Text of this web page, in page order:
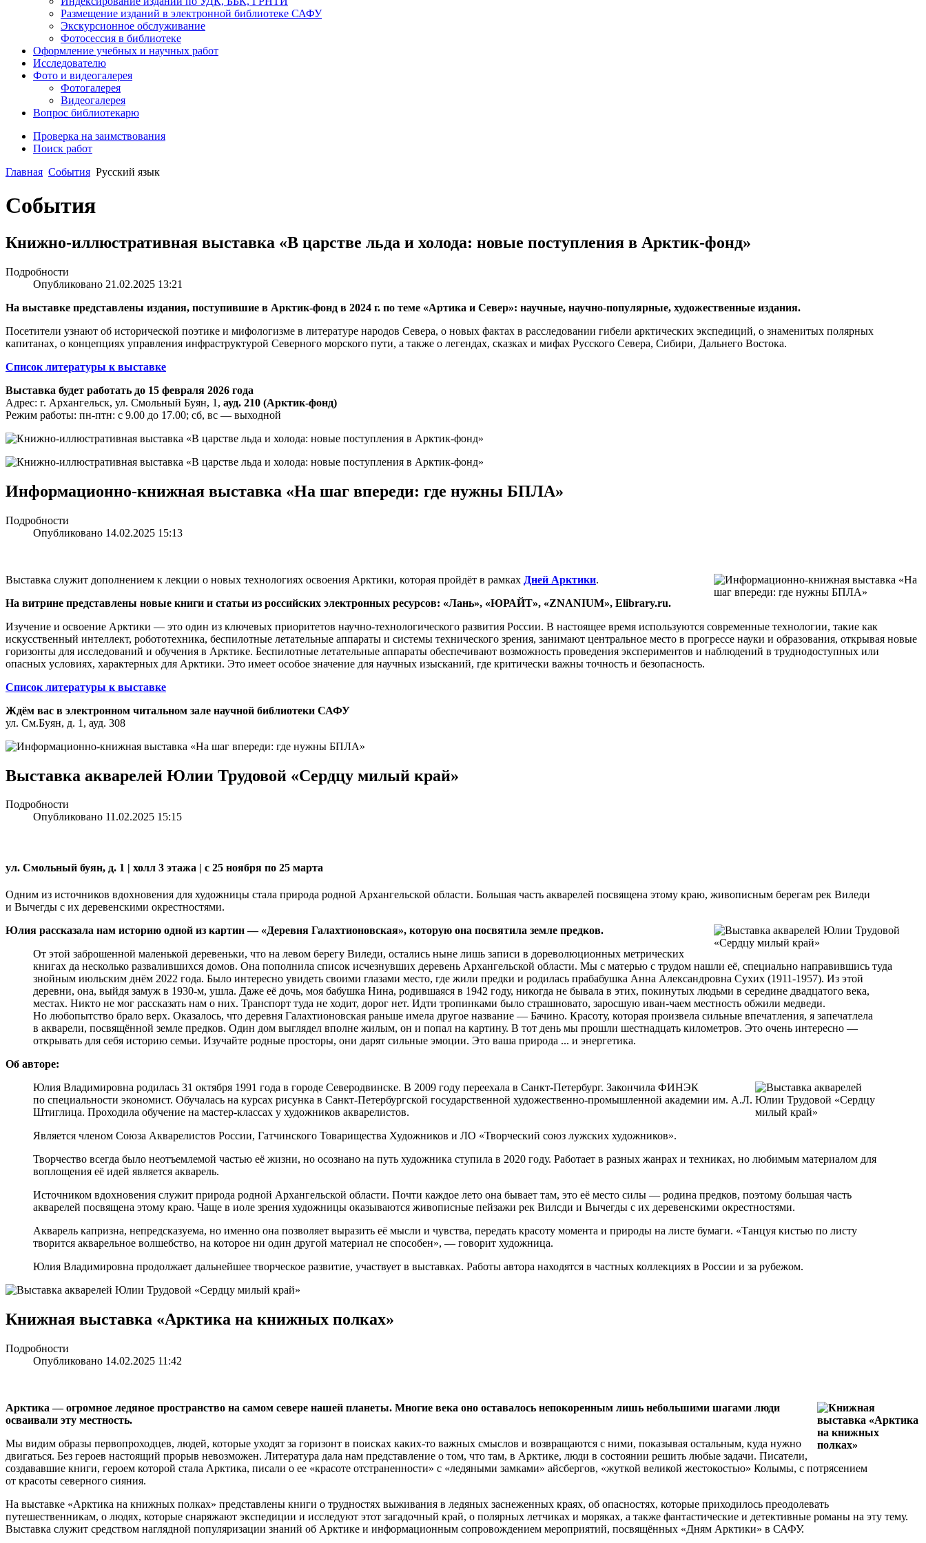
Размещение изданий в электронной библиотеке САФУ
Экскурсионное обслуживание
Фотосессия в библиотеке
Оформление учебных и научных работ
Исследователю
Фото и видеогалерея
Фотогалерея
Видеогалерея
Вопрос библиотекарю
Проверка на заимствования
Поиск работ
Главная События Русский язык
События
Книжно-иллюстративная выставка «В царстве льда и холода: новые поступления в Арктик-фонд»
Подробности
Опубликовано 21.02.2025 13:21
На выставке представлены издания, поступившие в Арктик-фонд в 2024 г. по теме «Артика и Север»: научные, научно-популярные, художественные издания.
Посетители узнают об исторической поэтике и мифологизме в литературе народов Севера, о новых фактах в расследовании гибели арктических экспедиций, о знаменитых полярных
капитанах, о концепциях управления инфраструктурой Северного морского пути, а также о легендах, сказках и мифах Русского Севера, Сибири, Дальнего Востока.
Список литературы к выставке
Выставка будет работать до 15 февраля 2026 года
Адрес: г. Архангельск, ул. Смольный Буян, 1, ауд. 210 (Арктик-фонд)
Режим работы: пн-птн: с 9.00 до 17.00; сб, вс — выходной
Информационно-книжная выставка «На шаг впереди: где нужны БПЛА»
Подробности
Опубликовано 14.02.2025 15:13
Выставка служит дополнением к лекции о новых технологиях освоения Арктики, которая пройдёт в рамках Дней Арктики.
На витрине представлены новые книги и статьи из российских электронных ресурсов: «Лань», «ЮРАЙТ», «ZNANIUM», Elibrary.ru.
Изучение и освоение Арктики — это один из ключевых приоритетов научно-технологического развития России. В настоящее время используются современные технологии, такие как
искусственный интеллект, робототехника, беспилотные летательные аппараты и системы технического зрения, занимают центральное место в прогрессе науки и образования, открывая новые
горизонты для исследований и обучения в Арктике. Беспилотные летательные аппараты обеспечивают возможность проведения экспериментов и наблюдений в труднодоступных или
опасных условиях, характерных для Арктики. Это имеет особое значение для научных изысканий, где критически важны точность и безопасность.
Список литературы к выставке
Ждём вас в электронном читальном зале научной библиотеки САФУ
ул. См.Буян, д. 1, ауд. 308
Выставка акварелей Юлии Трудовой «Сердцу милый край»
Подробности
Опубликовано 11.02.2025 15:15
ул. Смольный буян, д. 1 | холл 3 этажа | с 25 ноября по 25 марта
Одним из источников вдохновения для художницы стала природа родной Архангельской области. Большая часть акварелей посвящена этому краю, живописным берегам рек Виледи
и Вычегды с их деревенскими окрестностями.
Юлия рассказала нам историю одной из картин — «Деревня Галахтионовская», которую она посвятила земле предков.
От этой заброшенной маленькой деревеньки, что на левом берегу Виледи, остались ныне лишь записи в дореволюционных метрических
книгах да несколько развалившихся домов. Она пополнила список исчезнувших деревень Архангельской области. Мы с матерью с трудом нашли её, специально направившись туда
знойным июльским днём 2022 года. Было интересно увидеть своими глазами место, где жили предки и родилась прабабушка Анна Александровна Сухих (1911-1957). Из этой
деревни, она, выйдя замуж в 1930-м, ушла. Даже её дочь, моя бабушка Нина, родившаяся в 1942 году, никогда не бывала в этих, покинутых людьми в середине двадцатого века,
местах. Никто не мог рассказать нам о них. Транспорт туда не ходит, дорог нет. Идти тропинками было страшновато, заросшую иван-чаем местность обжили медведи.
Но любопытство брало верх. Оказалось, что деревня Галахтионовская раньше имела другое название — Бачино. Красоту, которая произвела сильные впечатления, я запечатлела
в акварели, посвящённой земле предков. Один дом выглядел вполне жилым, он и попал на картину. В тот день мы прошли шестнадцать километров. Это очень интересно —
открывать для себя историю семьи. Изучайте родные просторы, они дарят сильные эмоции. Это ваша природа ... и энергетика.
Об авторе:
Юлия Владимировна родилась 31 октября 1991 года в городе Северодвинске. В 2009 году переехала в Санкт-Петербург. Закончила ФИНЭК
по специальности экономист. Обучалась на курсах рисунка в Санкт-Петербургской государственной художественно-промышленной академии им. А.Л.
Штиглица. Проходила обучение на мастер-классах у художников акварелистов.
Является членом Союза Акварелистов России, Гатчинского Товарищества Художников и ЛО «Творческий союз лужских художников».
Творчество всегда было неотъемлемой частью её жизни, но осознано на путь художника ступила в 2020 году. Работает в разных жанрах и техниках, но любимым материалом для
воплощения её идей является акварель.
Источником вдохновения служит природа родной Архангельской области. Почти каждое лето она бывает там, это её место силы — родина предков, поэтому большая часть
акварелей посвящена этому краю. Чаще в иоле зрения художницы оказываются живописные пейзажи рек Вилсди и Вычегды с их деревенскими окрестностями.
Акварель капризна, непредсказуема, но именно она позволяет выразить её мысли и чувства, передать красоту момента и природы на листе бумаги. «Танцуя кистью по листу
творится акварельное волшебство, на которое ни один другой материал не способен», — говорит художница.
Юлия Владимировна продолжает дальнейшее творческое развитие, участвует в выставках. Работы автора находятся в частных коллекциях в России и за рубежом.
Книжная выставка «Арктика на книжных полках»
Подробности
Опубликовано 14.02.2025 11:42
Арктика — огромное ледяное пространство на самом севере нашей планеты. Многие века оно оставалось непокоренным лишь небольшими шагами люди
осваивали эту местность.
Мы видим образы первопроходцев, людей, которые уходят за горизонт в поисках каких-то важных смыслов и возвращаются с ними, показывая остальным, куда нужно
двигаться. Без героев настоящий прорыв невозможен. Литература дала нам представление о том, что там, в Арктике, люди в состоянии решить любые задачи. Писатели,
создававшие книги, героем которой стала Арктика, писали о ее «красоте отстраненности» с «ледяными замками» айсбергов, «жуткой великой жестокостью» Колымы, с потрясением
от красоты северного сияния.
На выставке «Арктика на книжных полках» представлены книги о трудностях выживания в ледяных заснеженных краях, об опасностях, которые приходилось преодолевать
путешественникам, о людях, которые снаряжают экспедиции и исследуют этот загадочный край, о полярных летчиках и моряках, а также фантастические и детективные романы на эту тему.
Выставка служит средством наглядной популяризации знаний об Арктике и информационным сопровождением мероприятий, посвящённых «Дням Арктики» в САФУ.